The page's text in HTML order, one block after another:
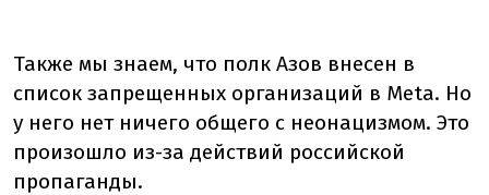
Также мы знаем, что полк Азов внесен в
список запрещенных организаций в Meta. Но
у него нет ничего общего с неонацизмом. Это
произошло из-за действий российской
пропаганды.